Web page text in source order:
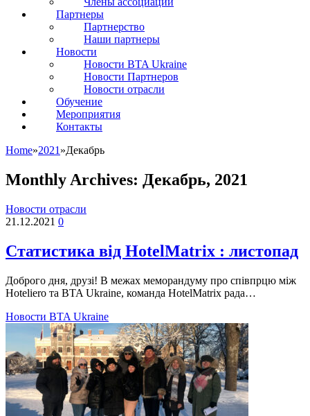
Партнеры
Партнерство
Наши партнеры
Новости
Новости BTA Ukraine
Новости Партнеров
Новости отрасли
Обучение
Мероприятия
Контакты
Home»2021 »Декабрь
Monthly Archives: Декабрь, 2021
Новости отрасли
21.12.2021 0
Статистика від HotelMatrix : листопад
Доброго дня, друзі! В межах меморандуму про співпрцю між
Hoteliero та BTA Ukraine, команда HotelMatrix рада…
Новости BTA Ukraine